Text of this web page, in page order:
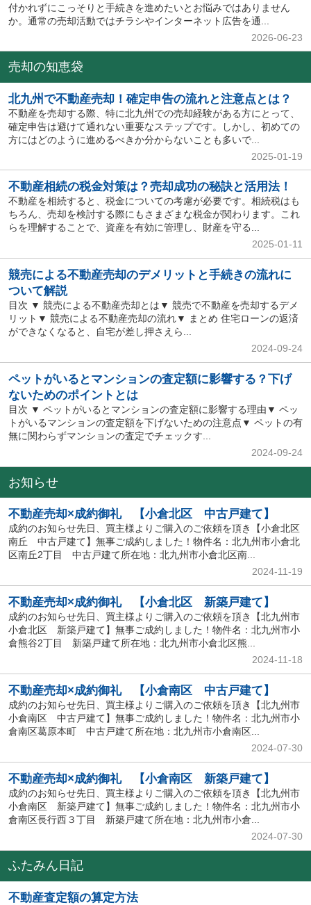
付かれずにこっそりと手続きを進めたいとお悩みではありません
か。通常の売却活動ではチラシやインターネット広告を通...
2026-06-23
売却の知恵袋
北九州で不動産売却！確定申告の流れと注意点とは？
不動産を売却する際、特に北九州での売却経験がある方にとって、
確定申告は避けて通れない重要なステップです。しかし、初めての
方にはどのように進めるべきか分からないことも多いで...
2025-01-19
不動産相続の税金対策は？売却成功の秘訣と活用法！
不動産を相続すると、税金についての考慮が必要です。相続税はも
ちろん、売却を検討する際にもさまざまな税金が関わります。これ
らを理解することで、資産を有効に管理し、財産を守る...
2025-01-11
競売による不動産売却のデメリットと手続きの流れに
ついて解説
目次 ▼ 競売による不動産売却とは▼ 競売で不動産を売却するデメ
リット▼ 競売による不動産売却の流れ▼ まとめ 住宅ローンの返済
ができなくなると、自宅が差し押さえら...
2024-09-24
ペットがいるとマンションの査定額に影響する？下げ
ないためのポイントとは
目次 ▼ ペットがいるとマンションの査定額に影響する理由▼ ペッ
トがいるマンションの査定額を下げないための注意点▼ ペットの有
無に関わらずマンションの査定でチェックす...
2024-09-24
お知らせ
不動産売却×成約御礼 【小倉北区 中古戸建て】
成約のお知らせ先日、買主様よりご購入のご依頼を頂き【小倉北区
南丘 中古戸建て】無事ご成約しました！物件名：北九州市小倉北
区南丘2丁目 中古戸建て所在地：北九州市小倉北区南...
2024-11-19
不動産売却×成約御礼 【小倉北区 新築戸建て】
成約のお知らせ先日、買主様よりご購入のご依頼を頂き【北九州市
小倉北区 新築戸建て】無事ご成約しました！物件名：北九州市小
倉熊谷2丁目 新築戸建て所在地：北九州市小倉北区熊...
2024-11-18
不動産売却×成約御礼 【小倉南区 中古戸建て】
成約のお知らせ先日、買主様よりご購入のご依頼を頂き【北九州市
小倉南区 中古戸建て】無事ご成約しました！物件名：北九州市小
倉南区葛原本町 中古戸建て所在地：北九州市小倉南区...
2024-07-30
不動産売却×成約御礼 【小倉南区 新築戸建て】
成約のお知らせ先日、買主様よりご購入のご依頼を頂き【北九州市
小倉南区 新築戸建て】無事ご成約しました！物件名：北九州市小
倉南区長行西３丁目 新築戸建て所在地：北九州市小倉...
2024-07-30
ふたみん日記
不動産査定額の算定方法